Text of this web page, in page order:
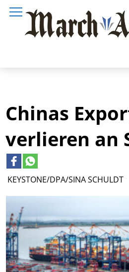
KEYSTONE/DPA/SINA SCHULDT
Chinas
verlieren an